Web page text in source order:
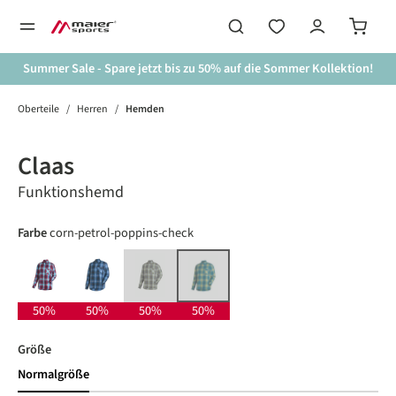
springen
Summer Sale - Spare jetzt bis zu 50% auf die Sommer Kollektion!
Oberteile / Herren / Hemden
Claas
Funktionshemd
Farbeauswählen
corn-petrol-poppins-check
salsa-blue aster-check
50%
blue-graphite-check
50%
blue-green-graphite-check
(Diese Option ist zurzeit nicht verfügbar.)
50%
corn-petrol-poppins-check
(Diese Option ist zurzeit nicht verfügbar.)
50%
Größeauswählen
Normalgröße